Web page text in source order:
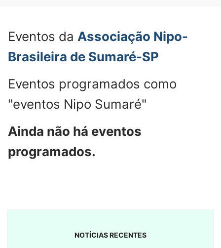
Eventos da Associação Nipo-
Brasileira de Sumaré-SP
Eventos programados como
"eventos Nipo Sumaré"
Ainda não há eventos
programados.
NOTÍCIAS RECENTES